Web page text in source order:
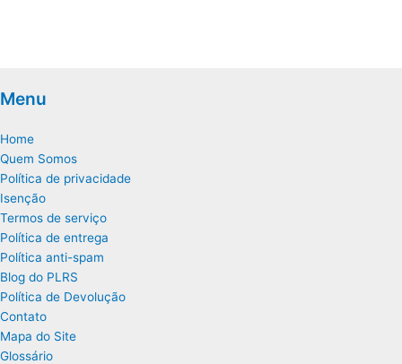
Menu
Home
Quem Somos
Política de privacidade
Isenção
Termos de serviço
Política de entrega
Política anti-spam
Blog do PLRS
Política de Devolução
Contato
Mapa do Site
Glossário